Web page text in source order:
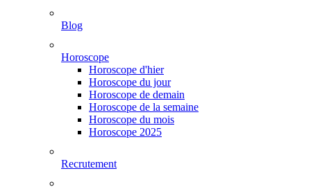
Blog
Horoscope
Horoscope d'hier
Horoscope du jour
Horoscope de demain
Horoscope de la semaine
Horoscope du mois
Horoscope 2025
Recrutement